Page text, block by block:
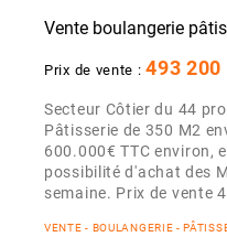
Vente boulangerie
Prix de vente :493 200
Secteur Côtier du 44
Pâtisserie de 350 M2
600.000€ TTC environ,
possibilité d'achat des
semaine. Prix de vente
VENTE - BOULANGERIE -